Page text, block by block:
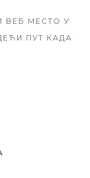
ВЕБ МЕСТО У
ПУТ КАДА